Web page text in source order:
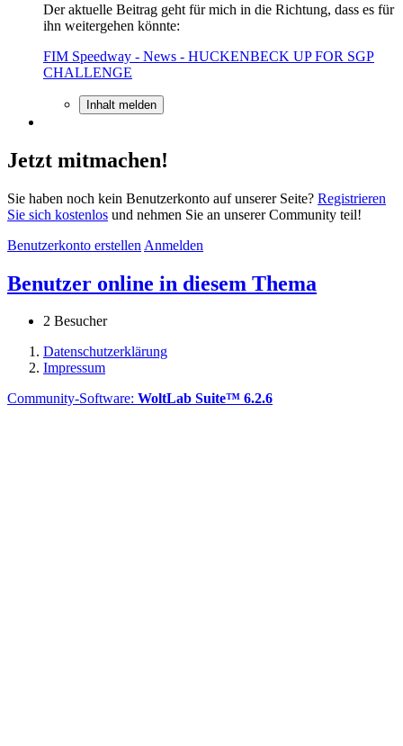
Der aktuelle Beitrag geht für mich in die Richtung, dass es für
ihn weitergehen könnte:
FIM Speedway - News - HUCKENBECK UP FOR SGP
CHALLENGE
Inhalt melden
Jetzt mitmachen!
Sie haben noch kein Benutzerkonto auf unserer Seite? Registrieren
Sie sich kostenlos und nehmen Sie an unserer Community teil!
Benutzerkonto erstellen Anmelden
Benutzer online in diesem Thema
2 Besucher
Datenschutzerklärung
Impressum
Community-Software: WoltLab Suite™ 6.2.6